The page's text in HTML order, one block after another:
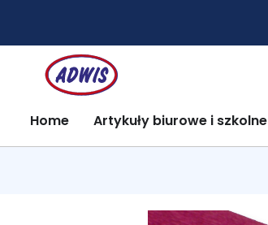
treści
Home Artykuły biurowe i szkolne